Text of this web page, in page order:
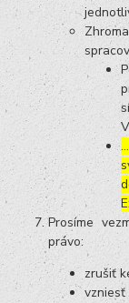
Prosíme
právo:
zrušiť
vzniesť